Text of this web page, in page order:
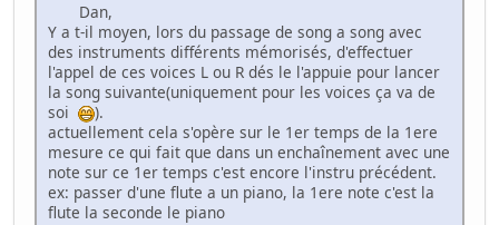
Dan,
Y a t-il moyen, lors du passage de song a song avec
des instruments différents mémorisés, d'effectuer
l'appel de ces voices L ou R dés le l'appuie pour lancer
la song suivante(uniquement pour les voices ça va de
soi
).
actuellement cela s'opère sur le 1er temps de la 1ere
mesure ce qui fait que dans un enchaînement avec une
note sur ce 1er temps c'est encore l'instru précédent.
ex: passer d'une flute a un piano, la 1ere note c'est la
flute la seconde le piano